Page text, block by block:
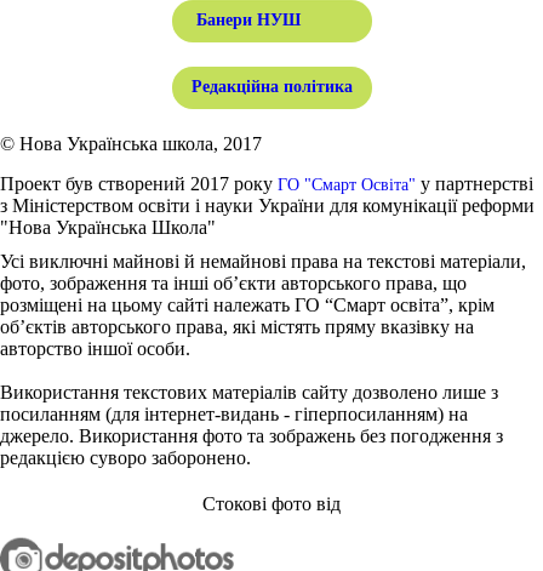
Банери НУШ
Редакційна політика
© Нова Українська школа, 2017
Проект був створений 2017 року ГО "Смарт Освіта" у партнерстві
з Міністерством освіти і науки України для комунікації реформи
"Нова Українська Школа"
Усі виключні майнові й немайнові права на текстові матеріали,
фото, зображення та інші об’єкти авторського права, що
розміщені на цьому сайті належать ГО “Смарт освіта”, крім
об’єктів авторського права, які містять пряму вказівку на
авторство іншої особи.
Використання текстових матеріалів сайту дозволено лише з
посиланням (для інтернет-видань - гіперпосиланням) на
джерело. Використання фото та зображень без погодження з
редакцією суворо заборонено.
Стокові фото від